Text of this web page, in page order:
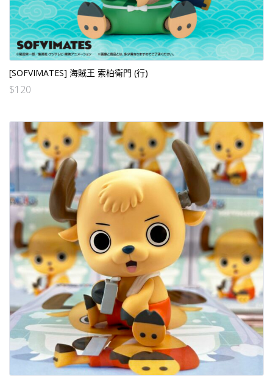
[SOFVIMATES] 海賊王 索柏衛門 (行)
$120